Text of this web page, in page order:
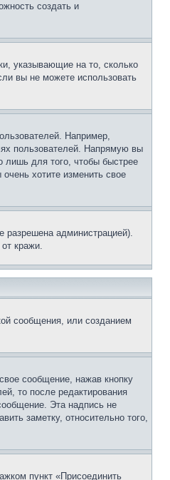
создать и
указывающие на то, сколько
вы не можете использовать
Например,
пользователей. Напрямую вы
лишь для того, чтобы быстрее
хотите изменить свое
разрешена администрацией).
кражи.
сообщения, или созданием
сообщение, нажав кнопку
то после редактирования
Эта надпись не
заметку, относительно того,
пункт «Присоединить